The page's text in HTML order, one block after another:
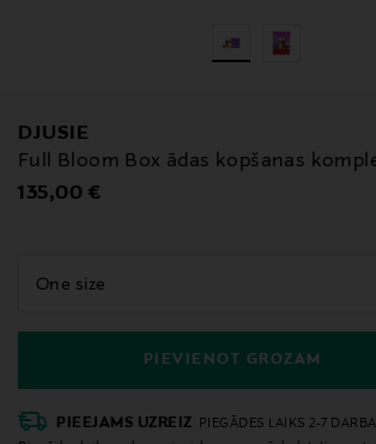
DJUSIE
Full Bloom Box ādas kopšanas
Original Price
135,00 €
PIEVIENOT GROZAM
PIEEJAMS UZREIZ
PIEGĀDES LAIKS 2-7